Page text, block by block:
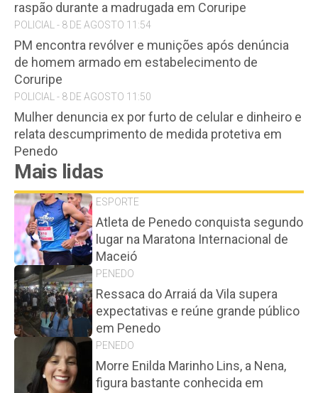
raspão durante a madrugada em Coruripe
POLICIAL - 8 DE AGOSTO 11:54
PM encontra revólver e munições após denúncia
de homem armado em estabelecimento de
Coruripe
POLICIAL - 8 DE AGOSTO 11:50
Mulher denuncia ex por furto de celular e dinheiro e
relata descumprimento de medida protetiva em
Penedo
Mais lidas
ESPORTE
Atleta de Penedo conquista segundo
lugar na Maratona Internacional de
Maceió
PENEDO
Ressaca do Arraiá da Vila supera
expectativas e reúne grande público
em Penedo
PENEDO
Morre Enilda Marinho Lins, a Nena,
figura bastante conhecida em